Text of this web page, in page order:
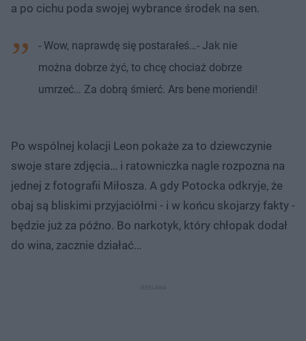
a po cichu poda swojej wybrance środek na sen.
- Wow, naprawdę się postarałeś…- Jak nie
można dobrze żyć, to chcę chociaż dobrze
umrzeć… Za dobrą śmierć. Ars bene moriendi!
Po wspólnej kolacji Leon pokaże za to dziewczynie
swoje stare zdjęcia… i ratowniczka nagle rozpozna na
jednej z fotografii Miłosza. A gdy Potocka odkryje, że
obaj są bliskimi przyjaciółmi - i w końcu skojarzy fakty -
będzie już za późno. Bo narkotyk, który chłopak dodał
do wina, zacznie działać…